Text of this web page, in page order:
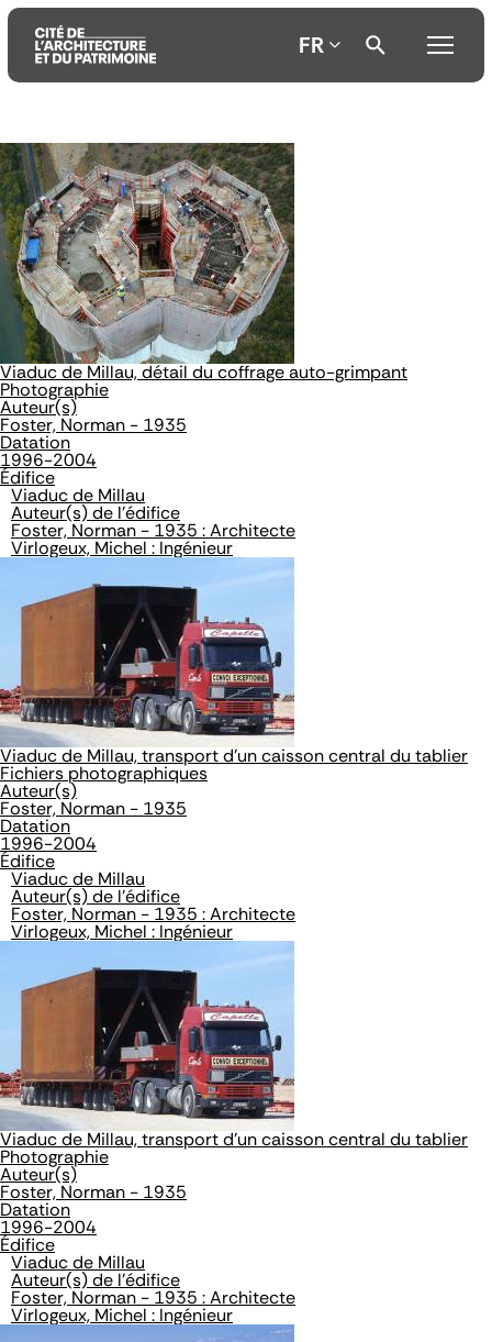
Aller
au
contenu
principal
Aller
au
menu
principal
Aller
à
la
recherche
FR
Viaduc de Millau, détail du coffrage auto-grimpant
Photographie
Auteur(s)
Foster, Norman - 1935
Datation
1996-2004
Édifice
Viaduc de Millau
Auteur(s) de l'édifice
Foster, Norman - 1935 : Architecte
Virlogeux, Michel : Ingénieur
Viaduc de Millau, transport d'un caisson central du tablier
Fichiers photographiques
Auteur(s)
Foster, Norman - 1935
Datation
1996-2004
Édifice
Viaduc de Millau
Auteur(s) de l'édifice
Foster, Norman - 1935 : Architecte
Virlogeux, Michel : Ingénieur
Viaduc de Millau, transport d'un caisson central du tablier
Photographie
Auteur(s)
Foster, Norman - 1935
Datation
1996-2004
Édifice
Viaduc de Millau
Auteur(s) de l'édifice
Foster, Norman - 1935 : Architecte
Virlogeux, Michel : Ingénieur